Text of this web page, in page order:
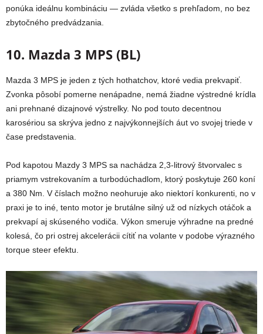
ponúka ideálnu kombináciu — zvláda všetko s prehľadom, no bez
zbytočného predvádzania.
10. Mazda 3 MPS (BL)
Mazda 3 MPS je jeden z tých hothatchov, ktoré vedia prekvapiť.
Zvonka pôsobí pomerne nenápadne, nemá žiadne výstredné krídla
ani prehnané dizajnové výstrelky. No pod touto decentnou
karosériou sa skrýva jedno z najvýkonnejších áut vo svojej triede v
čase predstavenia.
Pod kapotou Mazdy 3 MPS sa nachádza 2,3-litrový štvorvalec s
priamym vstrekovaním a turbodúchadlom, ktorý poskytuje 260 koní
a 380 Nm. V číslach možno neohuruje ako niektorí konkurenti, no v
praxi je to iné, tento motor je brutálne silný už od nízkych otáčok a
prekvapí aj skúseného vodiča. Výkon smeruje výhradne na predné
kolesá, čo pri ostrej akcelerácii cítiť na volante v podobe výrazného
torque steer efektu.